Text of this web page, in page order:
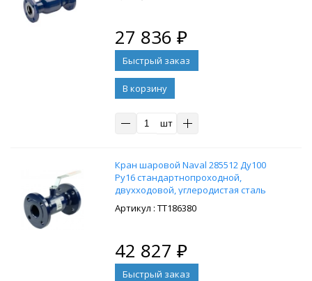
27 836 ₽
В корзину
шт
Кран шаровой Naval 285512 Ду100
Ру16 стандартнопроходной,
двухходовой, углеродистая сталь
P235GH, уплотнение - PTFE,
фланцевый, ручка-рычаг
: ТТ186380
42 827 ₽